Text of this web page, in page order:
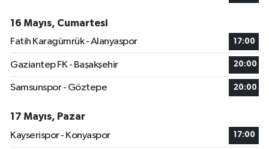
16 Mayıs, Cumartesi
Fatih Karagümrük - Alanyaspor
17:00
Gaziantep FK - Başakşehir 20:00
Samsunspor - Göztepe 20:00
17 Mayıs, Pazar
Kayserispor - Konyaspor
17:00